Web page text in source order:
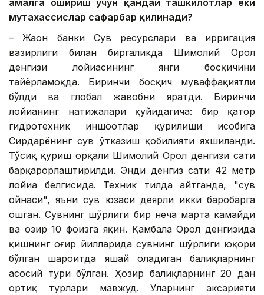
амалга ошириш учун қандай ташкилотлар ёки
мутахассислар сафарбар қилинади?
– Жаҳон банки Сув ресурслари ва ирригация
вазирлиги билан биргаликда Шимолий Орол
денгизи лойиҳасининг янги босқичини
тайёрламоқда. Биринчи босқич муваффақиятли
бўлди ва глобал жавобни яратди. Биринчи
лойиҳанинг натижалари қуйидагича: бир қатор
гидротехник иншоотлар қурилиши ҳисобига
Сирдарёнинг сув ўтказиш қобилияти яхшиланди.
Тўсиқ қуриш орқали Шимолий Орол денгизи сатҳи
барқарорлаштирилди. Энди денгиз сатҳи 42 метр
лойиҳа белгисида. Техник тилда айтганда, "сув
ойнаси", яъни сув юзаси деярли икки баробарга
ошган. Сувнинг шўрлиги бир неча марта камайди
ва ҳозир 10 фоизга яқин. Қамбала Орол денгизида
қишнинг оғир йилларида сувнинг шўрлиги юқори
бўлган шароитда яшай оладиган балиқларнинг
асосий тури бўлган. Ҳозир балиқларнинг 20 дан
ортиқ турлари мавжуд. Уларнинг аксарияти